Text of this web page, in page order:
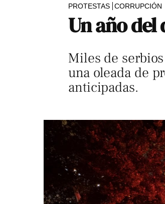
PROTESTAS CORRUPCIÓN
Un año del
Miles de
una oleada de
anticipadas.